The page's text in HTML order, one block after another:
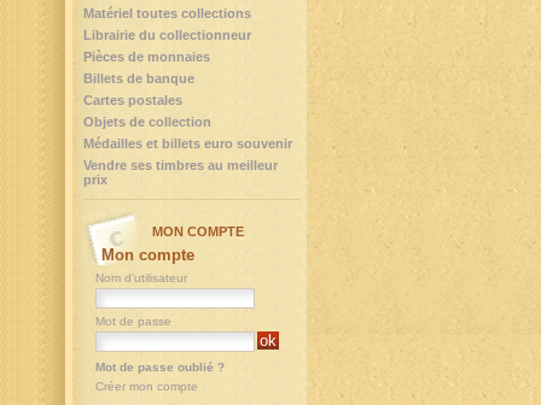
Matériel toutes collections
Librairie du collectionneur
Pièces de monnaies
Billets de banque
Cartes postales
Objets de collection
Médailles et billets euro souvenir
Vendre ses timbres au meilleur
prix
MON COMPTE
Mon compte
Nom d'utilisateur
Mot de passe
Mot de passe oublié ?
Créer mon compte